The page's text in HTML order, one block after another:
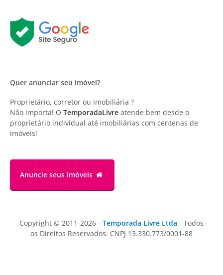
Quer anunciar seu imóvel?
Proprietário, corretor ou imobiliária ?
Não importa! O TemporadaLivre atende bem desde o
proprietário individual até imobiliárias com centenas de
imóveis!
Anuncie seus imóveis
Copyright © 2011-2026 - Temporada Livre Ltda - Todos
os Direitos Reservados. CNPJ 13.330.773/0001-88